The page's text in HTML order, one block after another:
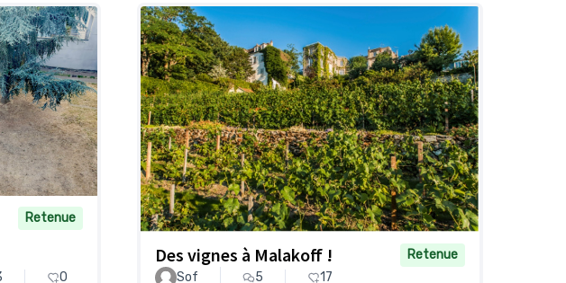
Retenue
0
Des vignes à Malakoff !
Retenue
Sof
5 17